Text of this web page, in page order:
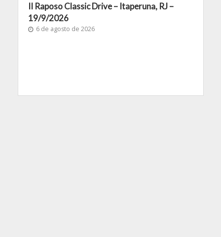
II Raposo Classic Drive – Itaperuna, RJ –
19/9/2026
6 de agosto de 2026